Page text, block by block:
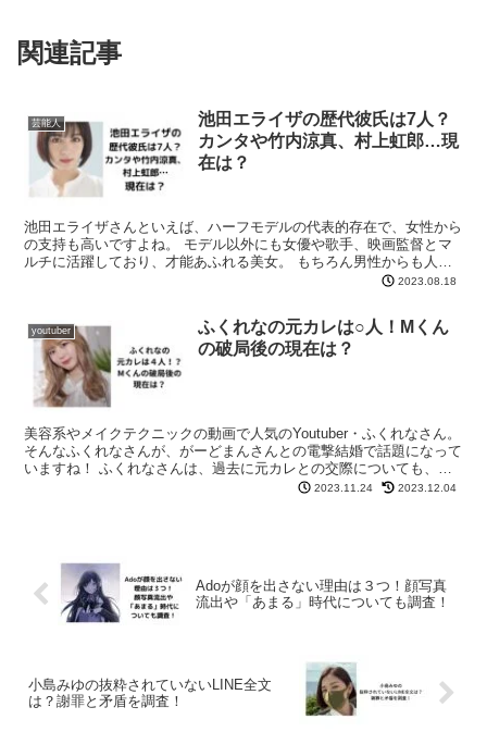
関連記事
芸能人
池田エライザの歴代彼氏は7人？
カンタや竹内涼真、村上虹郎…現
在は？
池田エライザさんといえば、ハーフモデルの代表的存在で、女性から
の支持も高いですよね。 モデル以外にも女優や歌手、映画監督とマ
ルチに活躍しており、才能あふれる美女。 もちろん男性からも人気
が高いので、過去に噂になったお相手も気になりますよね。...2023.08.18
youtuber
ふくれなの元カレは○人！Mくん
の破局後の現在は？
美容系やメイクテクニックの動画で人気のYoutuber・ふくれなさん。
そんなふくれなさんが、がーどまんさんとの電撃結婚で話題になって
いますね！ ふくれなさんは、過去に元カレとの交際についても、注
目を集めていました。 今回は、ふくれなさんの...2023.11.24 2023.12.04
Adoが顔を出さない理由は３つ！顔写真
流出や「あまる」時代についても調査！
小島みゆの抜粋されていないLINE全文
は？謝罪と矛盾を調査！